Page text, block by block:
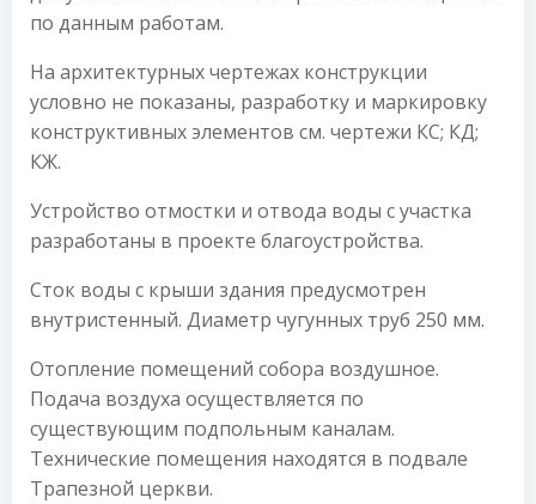
по данным работам.
На архитектурных чертежах конструкции
условно не показаны, разработку и маркировку
конструктивных элементов см. чертежи КС; КД;
КЖ.
Устройство отмостки и отвода воды с участка
разработаны в проекте благоустройства.
Сток воды с крыши здания предусмотрен
внутристенный. Диаметр чугунных труб 250 мм.
Отопление помещений собора воздушное.
Подача воздуха осуществляется по
существующим подпольным каналам.
Технические помещения находятся в подвале
Трапезной церкви.